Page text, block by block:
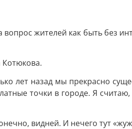
жителей как быть без
лет назад мы прекрасно
точки в городе. Я
видней. И нечего тут